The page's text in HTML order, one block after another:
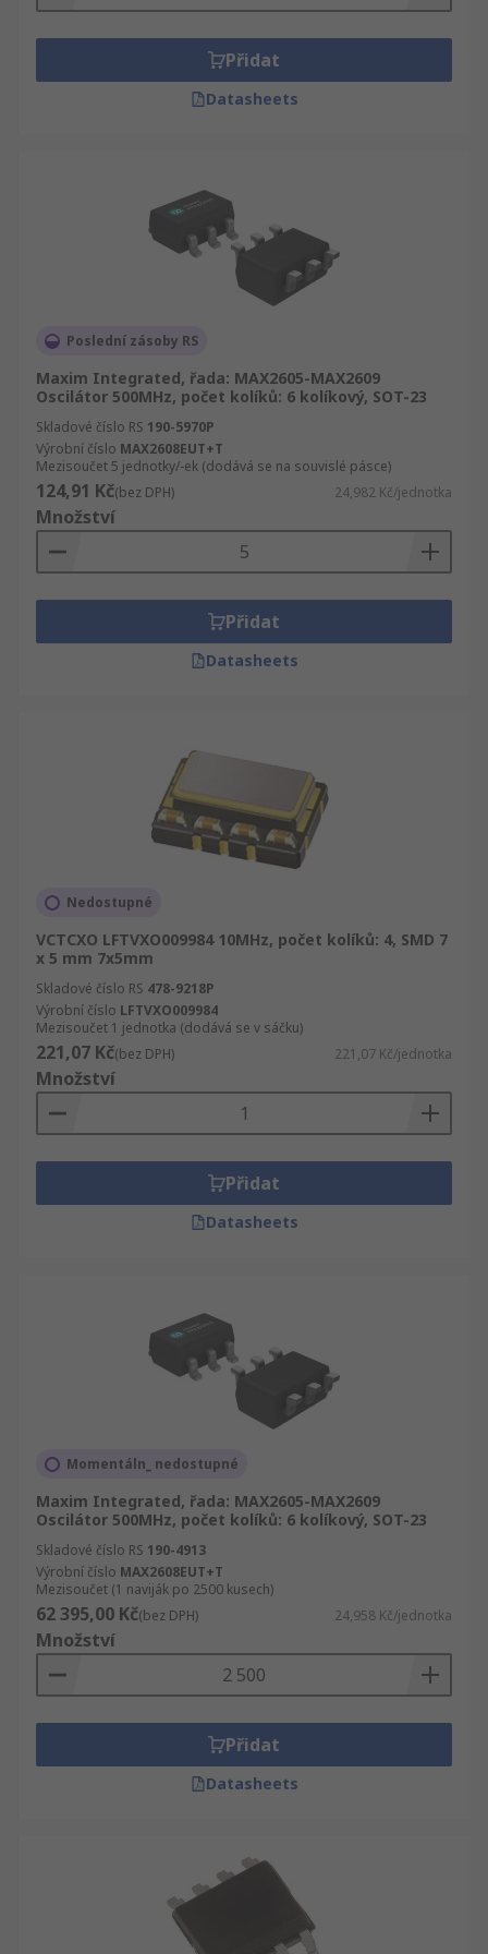
značky, dostupnosti nebo alfabeticky.
Nezapomeňte se podívat i na RS Informační
Zónu, která obsahují více než 100.000 stran
technických dat a podpory pro všechny Napětím
řízené oscilátory výrobky, jejich používání stejně
Přidat
Datasheets
Poslední zásoby RS
Maxim Integrated, řada: MAX2605-MAX2609
Oscilátor 500MHz, počet kolíků: 6 kolíkový, SOT-23
Skladové číslo RS 190-5970P
Výrobní číslo MAX2608EUT+T
Mezisoučet 5 jednotky/-ek (dodává se na souvislé pásce)
124,91 Kč(bez DPH) 24,982 Kč/jednotka
Množství
Přidat
Datasheets
Nedostupné
VCTCXO LFTVXO009984 10MHz, počet kolíků: 4, SMD 7
x 5 mm 7x5mm
Skladové číslo RS 478-9218P
Výrobní číslo LFTVXO009984
Mezisoučet 1 jednotka (dodává se v sáčku)
221,07 Kč(bez DPH) 221,07 Kč/jednotka
Množství
Přidat
Datasheets
Momentáln_ nedostupné
Maxim Integrated, řada: MAX2605-MAX2609
Oscilátor 500MHz, počet kolíků: 6 kolíkový, SOT-23
Skladové číslo RS 190-4913
Výrobní číslo MAX2608EUT+T
Mezisoučet (1 naviják po 2500 kusech)
62 395,00 Kč(bez DPH) 24,958 Kč/jednotka
Množství
Přidat
Datasheets